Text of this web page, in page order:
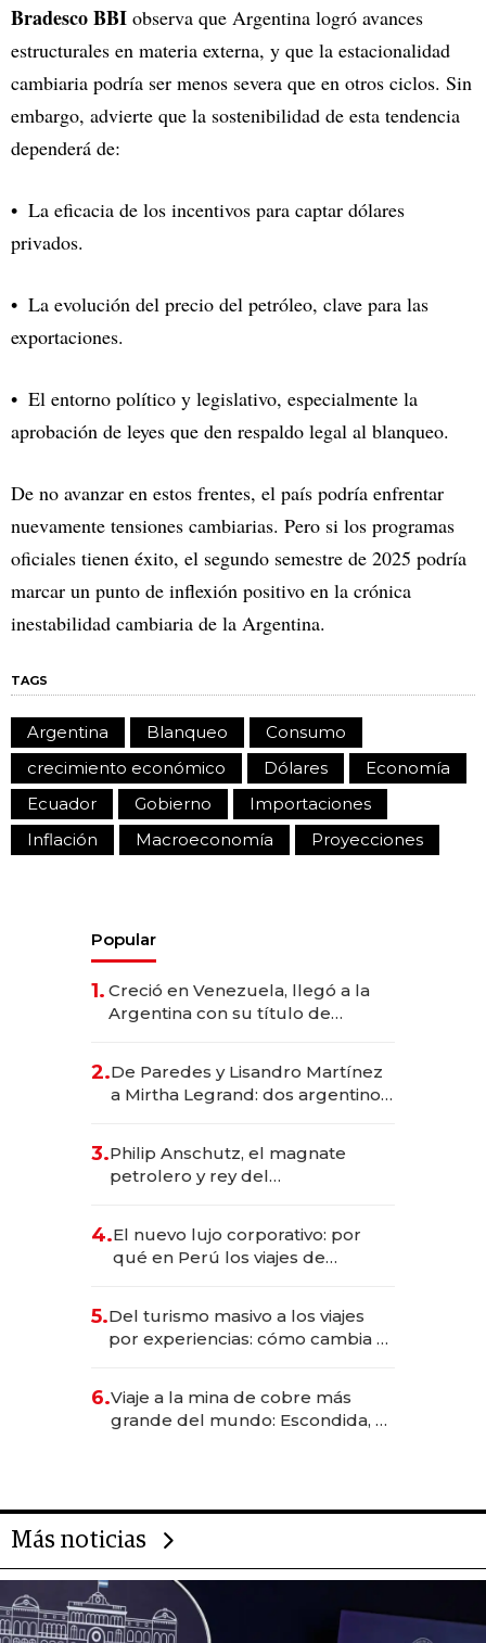
Bradesco BBI observa que Argentina logró avances
estructurales en materia externa, y que la estacionalidad
cambiaria podría ser menos severa que en otros ciclos. Sin
embargo, advierte que la sostenibilidad de esta tendencia
dependerá de:
La eficacia de los incentivos para captar dólares
privados.
La evolución del precio del petróleo, clave para las
exportaciones.
El entorno político y legislativo, especialmente la
aprobación de leyes que den respaldo legal al blanqueo.
De no avanzar en estos frentes, el país podría enfrentar
nuevamente tensiones cambiarias. Pero si los programas
oficiales tienen éxito, el segundo semestre de 2025 podría
marcar un punto de inflexión positivo en la crónica
inestabilidad cambiaria de la Argentina.
TAGS
Argentina Blanqueo
Consumo
crecimiento económico
Dólares
Economía
Ecuador
Gobierno
Importaciones
Inflación
Macroeconomía Proyecciones
Popular
1. Creció en Venezuela, llegó a la
Argentina con su título de
las marcas "fast premium"
2.De Paredes y Lisandro Martínez
a Mirtha Legrand: dos argentinos
3.Philip Anschutz, el magnate
petrolero y rey del
Fénix
4.El nuevo lujo corporativo: por
qué en Perú los viajes de
transformadoras
5.Del turismo masivo a los viajes
por experiencias: cómo cambia el
6.Viaje a la mina de cobre más
grande del mundo: Escondida, el
Más noticias